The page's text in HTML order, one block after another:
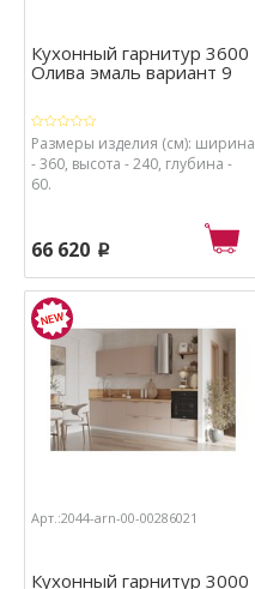
Кухонный гарнитур 3600
Олива эмаль вариант 9
Размеры изделия (см): ширина
- 360, высота - 240, глубина -
60.
66 620 p
Арт.:2044-arn-00-00286021
Кухонный гарнитур 3000